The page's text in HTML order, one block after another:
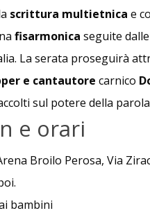
scrittura multietnica e
fisarmonica seguite
La serata proseguirà
e cantautore carnico
sul potere della
e orari
Broilo Perosa, Via
bambini